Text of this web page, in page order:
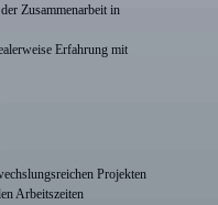
Zusammenarbeit in
Erfahrung mit
Projekten
Arbeitszeiten